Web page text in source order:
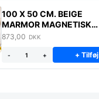
100 X 50 CM. BEIGE
MARMOR MAGNETISK
STÆNKPLADE
873,00 DKK
- + + Tilføj